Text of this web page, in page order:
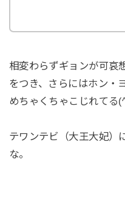
相変わらずギョンが可
をつき、さらにはホン・
めちゃくちゃこじれてる
テワンテビ（大王大妃）
な。